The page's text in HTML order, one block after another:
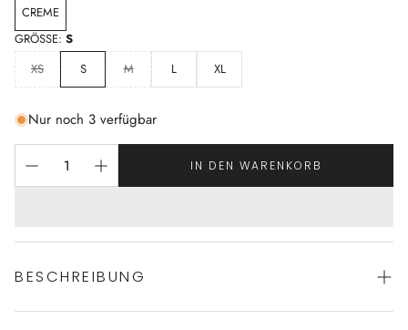
CREME
GRÖSSE: S
XS
S M L XL
Nur noch 3 verfügbar
IN DEN WARENKORB
BESCHREIBUNG